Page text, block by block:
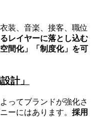
装、音楽、接客、職位
レイヤーに落とし込む
間化」「制度化」を可
計」
ってブランドが強化さ
ーにはあります。 採用